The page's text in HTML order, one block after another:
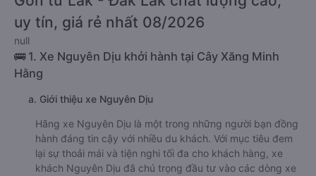
uy tín, giá rẻ nhất 08/2026
null
🚌 1. Xe Nguyên Dịu khởi hành tại Cây Xăng Minh
Hằng
a. Giới thiệu xe Nguyên Dịu
Hãng xe Nguyên Dịu là một trong những người bạn đồng
hành đáng tin cậy với nhiều du khách. Với mục tiêu đem
lại sự thoải mái và tiện nghi tối đa cho khách hàng, xe
khách Nguyên Dịu đã chú trọng đầu tư vào các dòng xe